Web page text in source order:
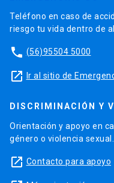
Teléfono en caso de
riesgo tu vida dentro de
phone (56)95504 5000
launch Ir al sitio de
DISCRIMINACIÓN Y
Orientación y apoyo en
género o violencia sexual.
launch Contacto para apoyo